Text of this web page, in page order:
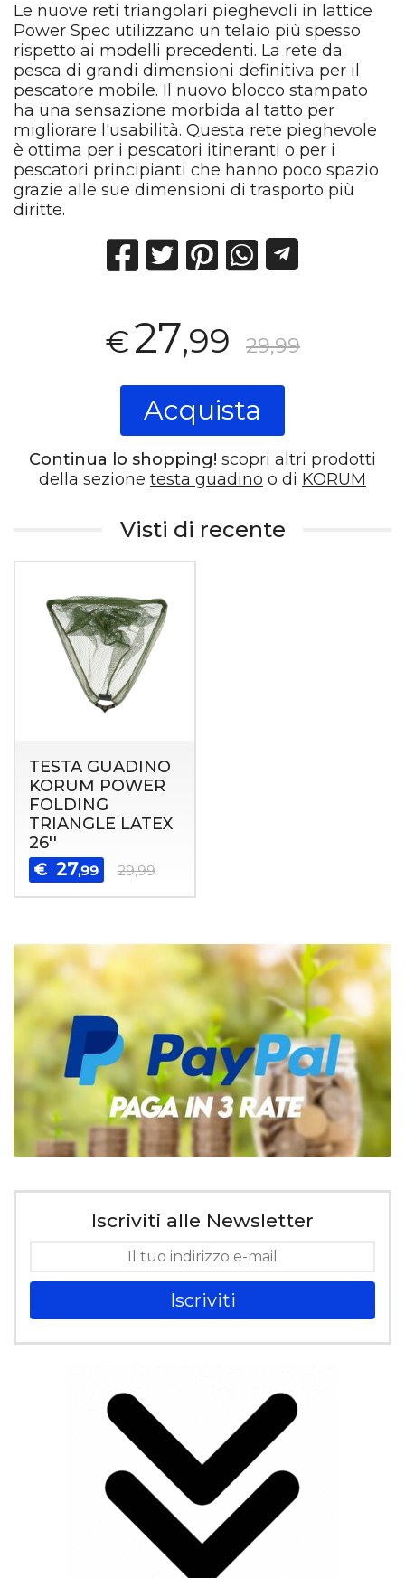
Le nuove reti triangolari pieghevoli in lattice
Power Spec utilizzano un telaio più spesso
rispetto ai modelli precedenti. La rete da
pesca di grandi dimensioni definitiva per il
pescatore mobile. Il nuovo blocco stampato
ha una sensazione morbida al tatto per
migliorare l'usabilità. Questa rete pieghevole
è ottima per i pescatori itineranti o per i
pescatori principianti che hanno poco spazio
grazie alle sue dimensioni di trasporto più
diritte.
€27,99 29,99
Acquista
Continua lo shopping! scopri altri prodotti
della sezione testa guadino o di KORUM
Visti di recente
TESTA GUADINO
KORUM POWER
FOLDING
TRIANGLE LATEX
26''
€ 27,99 29,99
Iscriviti alle Newsletter
Iscriviti